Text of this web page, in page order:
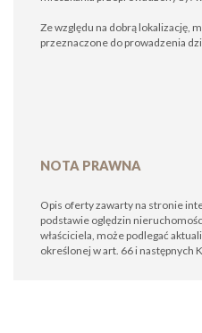
Ze względu na dobrą lokalizację,
przeznaczone do prowadzenia
NOTA PRAWNA
Opis oferty zawarty na stronie
podstawie oględzin
właściciela, może podlegać
określonej w art. 66 i następnych